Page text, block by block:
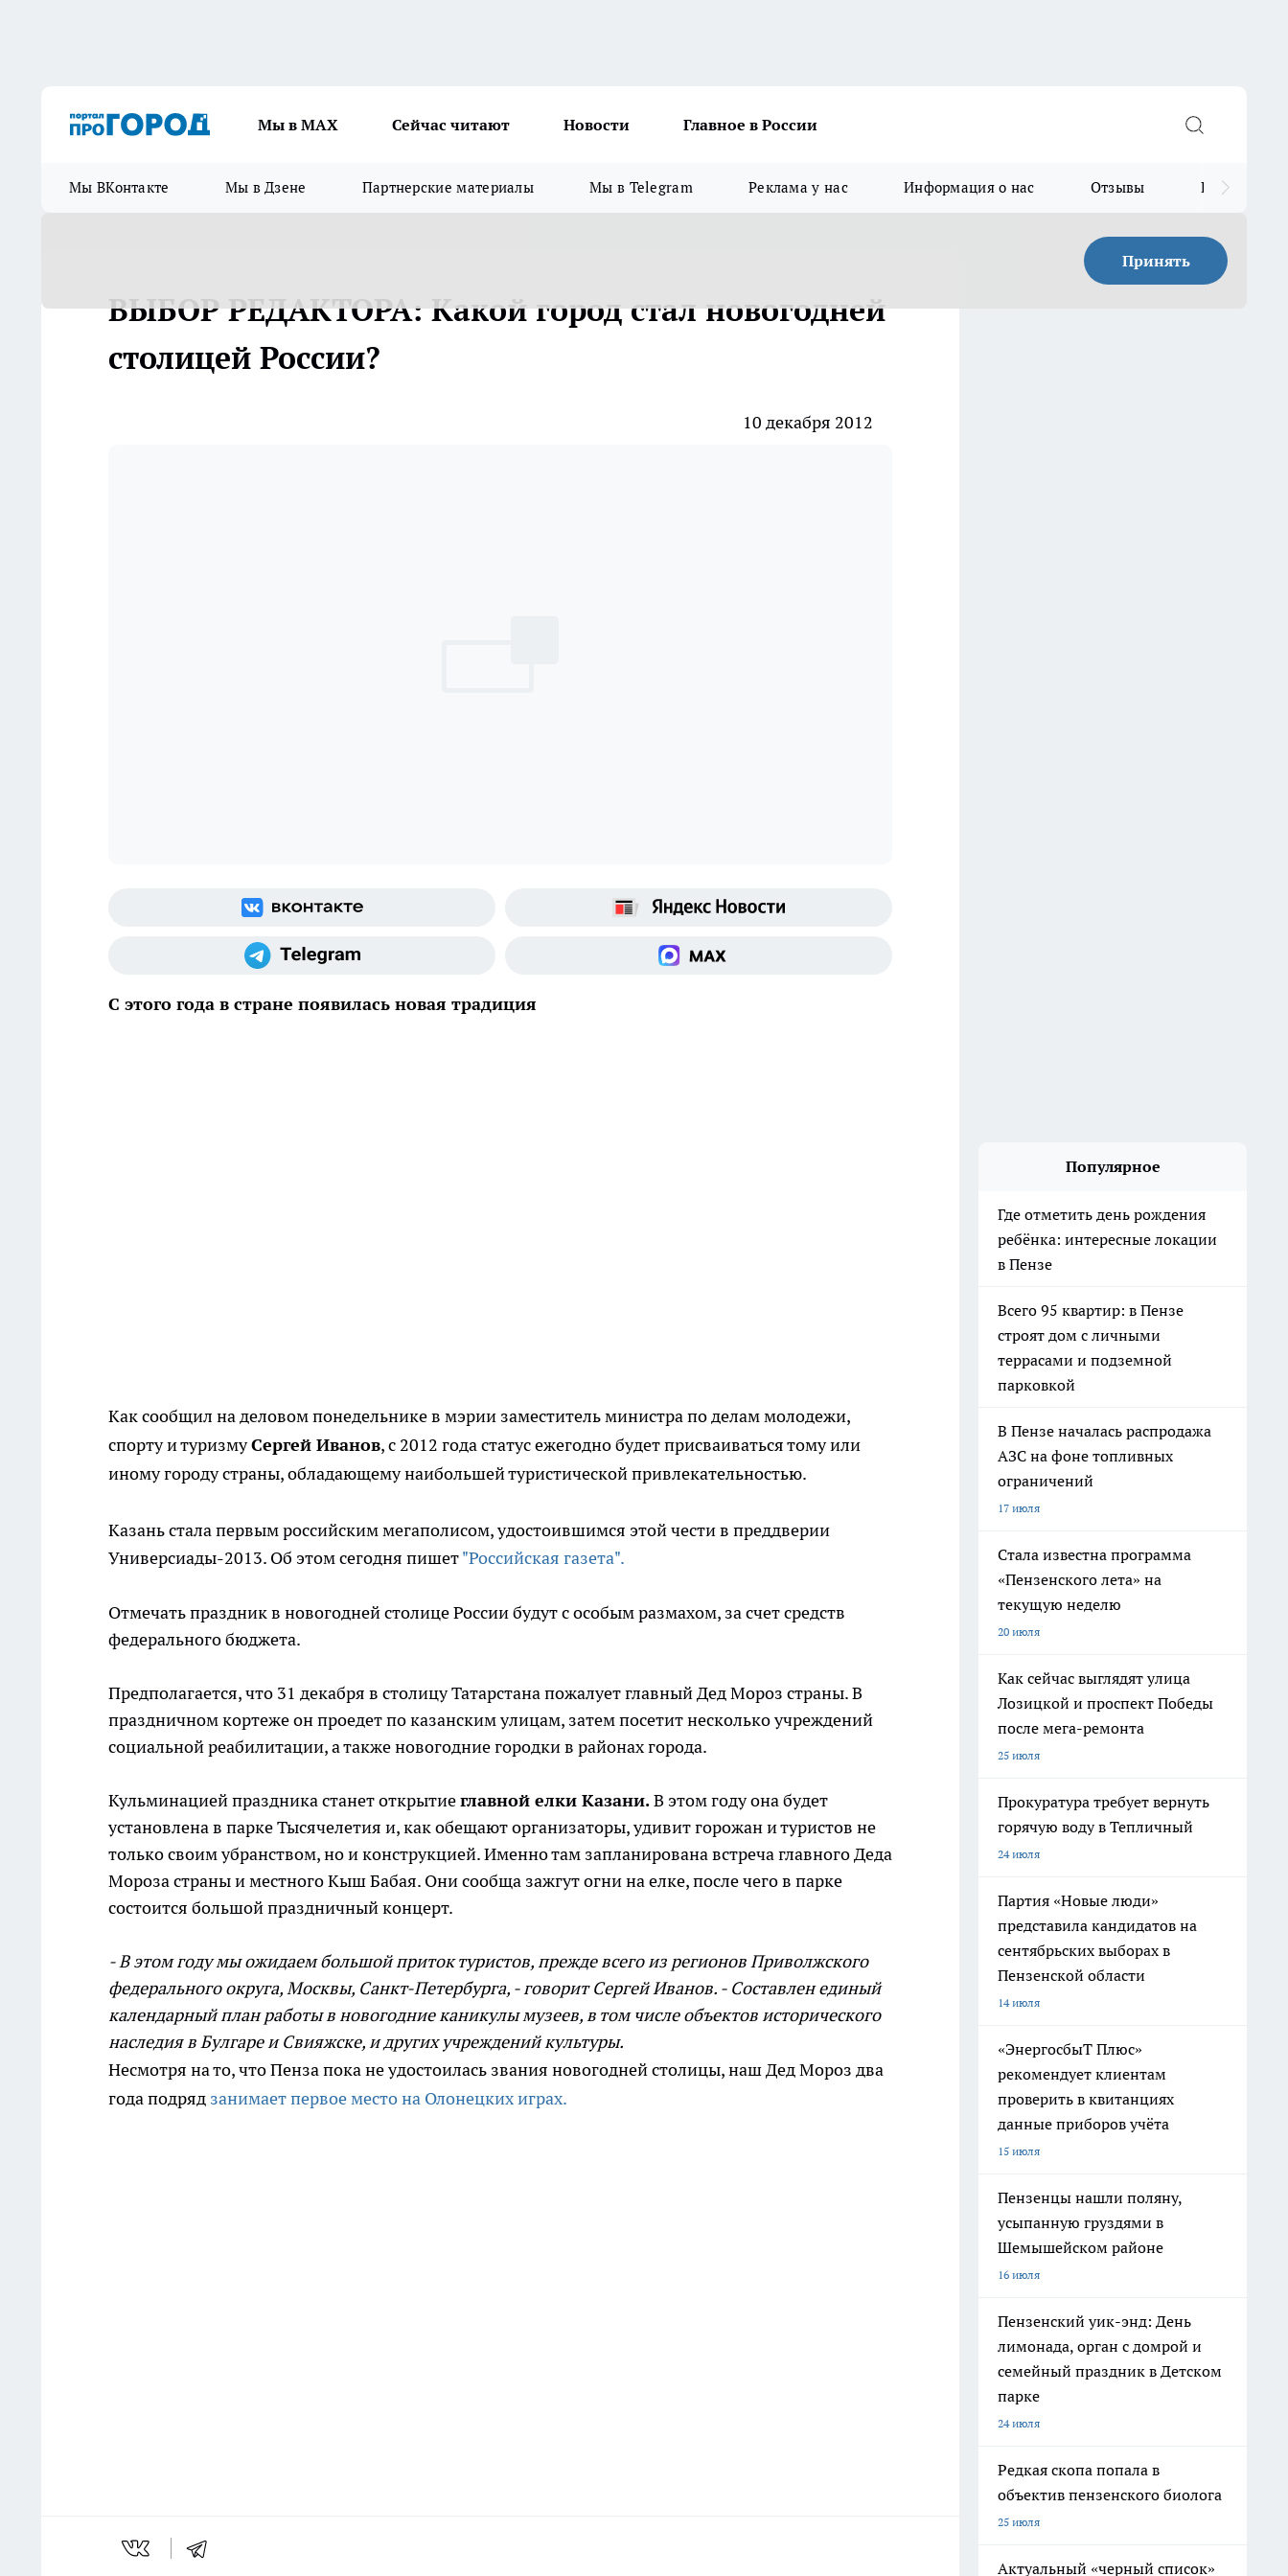
Мы в МАХ Сейчас читают Новости Главное в России
Мы ВКонтакте Мы в Дзене Партнерские материалы Мы в Telegram Реклама у нас Информация о нас Отзывы Прайс для
Принять
ВЫБОР РЕДАКТОРА: Какой город стал новогодней
столицей России?
10 декабря 2012
С этого года в стране появилась новая традиция
Как сообщил на деловом понедельнике в мэрии заместитель министра по делам молодежи,
спорту и туризмуСергей Иванов, с 2012 года статус ежегодно будет присваиваться тому или
иному городу страны, обладающему наибольшей туристической привлекательностью.
Казань стала первым российским мегаполисом, удостоившимся этой чести в преддверии
Универсиады-2013. Об этом сегодня пишет"Российская газета".
Отмечать праздник в новогодней столице России будут с особым размахом, за счет средств
федерального бюджета.
Предполагается, что 31 декабря в столицу Татарстана пожалует главный Дед Мороз страны. В
праздничном кортеже он проедет по казанским улицам, затем посетит несколько учреждений
социальной реабилитации, а также новогодние городки в районах города.
Кульминацией праздника станет открытиеглавной елки Казани.В этом году она будет
установлена в парке Тысячелетия и, как обещают организаторы, удивит горожан и туристов не
только своим убранством, но и конструкцией. Именно там запланирована встреча главного Деда
Мороза страны и местного Кыш Бабая. Они сообща зажгут огни на елке, после чего в парке
состоится большой праздничный концерт.
- В этом году мы ожидаем большой приток туристов, прежде всего из регионов Приволжского
федерального округа, Москвы, Санкт-Петербурга, - говорит Сергей Иванов. - Составлен единый
календарный план работы в новогодние каникулы музеев, в том числе объектов исторического
наследия в Булгаре и Свияжске, и других учреждений культуры.
Несмотря на то, что Пенза пока не удостоилась звания новогодней столицы, наш Дед Мороз два
года подряд занимает первое место на Олонецких играх.
Популярное
Где отметить день рождения
ребёнка: интересные локации
в Пензе
Всего 95 квартир: в Пензе
строят дом с личными
террасами и подземной
парковкой
В Пензе началась распродажа
АЗС на фоне топливных
ограничений
17 июля
Стала известна программа
«Пензенского лета» на
текущую неделю
20 июля
Как сейчас выглядят улица
Лозицкой и проспект Победы
после мега-ремонта
25 июля
Прокуратура требует вернуть
горячую воду в Тепличный
24 июля
Партия «Новые люди»
представила кандидатов на
сентябрьских выборах в
Пензенской области
14 июля
«ЭнергосбыТ Плюс»
рекомендует клиентам
проверить в квитанциях
данные приборов учёта
15 июля
Пензенцы нашли поляну,
усыпанную груздями в
Шемышейском районе
16 июля
Пензенский уик-энд: День
лимонада, орган с домрой и
семейный праздник в Детском
парке
24 июля
Редкая скопа попала в
объектив пензенского биолога
25 июля
Актуальный «черный список»